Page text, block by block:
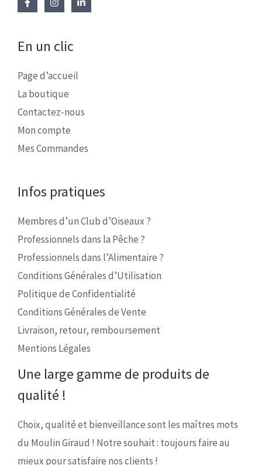
En un clic
Page d’accueil
La boutique
Contactez-nous
Mon compte
Mes Commandes
Infos pratiques
Membres d’un Club d’Oiseaux ?
Professionnels dans la Pêche ?
Professionnels dans l’Alimentaire ?
Conditions Générales d’Utilisation
Politique de Confidentialité
Conditions Générales de Vente
Livraison, retour, remboursement
Mentions Légales
Une large gamme de produits de
qualité !
Choix, qualité et bienveillance sont les maîtres mots
du Moulin Giraud ! Notre souhait : toujours faire au
mieux pour satisfaire nos clients !